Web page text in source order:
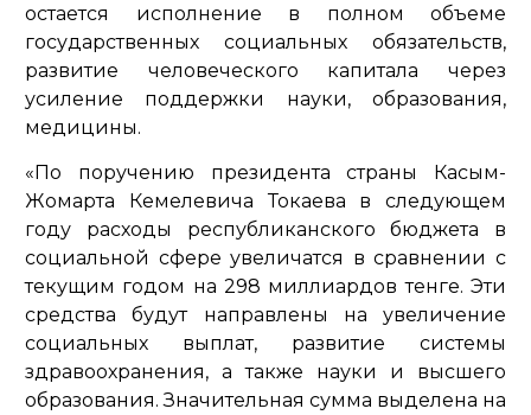
остается исполнение в полном объеме
государственных социальных обязательств,
развитие человеческого капитала через
усиление поддержки науки, образования,
медицины.
«По поручению президента страны Касым-
Жомарта Кемелевича Токаева в следующем
году расходы республиканского бюджета в
социальной сфере увеличатся в сравнении с
текущим годом на 298 миллиардов тенге. Эти
средства будут направлены на увеличение
социальных выплат, развитие системы
здравоохранения, а также науки и высшего
образования. Значительная сумма выделена на